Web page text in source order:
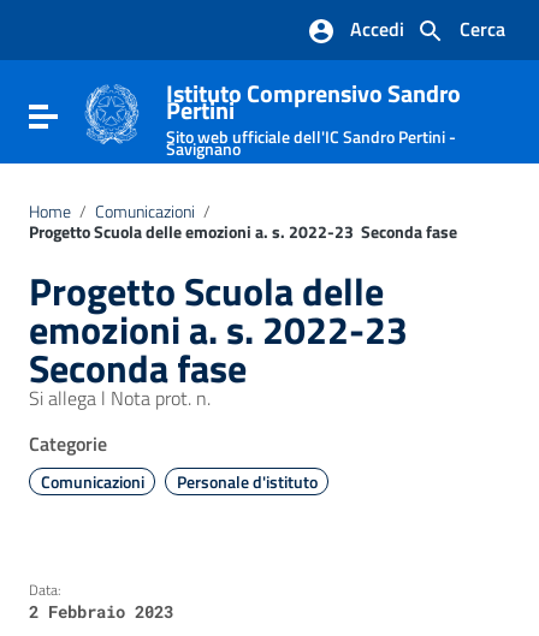
Vai al footer
Cerca
Accedi
Attiva / disattiva la navigazione
Istituto Comprensivo Sandro
Pertini
Sito web ufficiale dell'IC Sandro Pertini -
Savignano
Home / Comunicazioni /
Progetto Scuola delle emozioni a. s. 2022-23  Seconda fase
Progetto Scuola delle
emozioni a. s. 2022-23 
Seconda fase
Si allega l Nota prot. n.
Categorie
Comunicazioni Personale d'istituto
Data:
2 Febbraio 2023